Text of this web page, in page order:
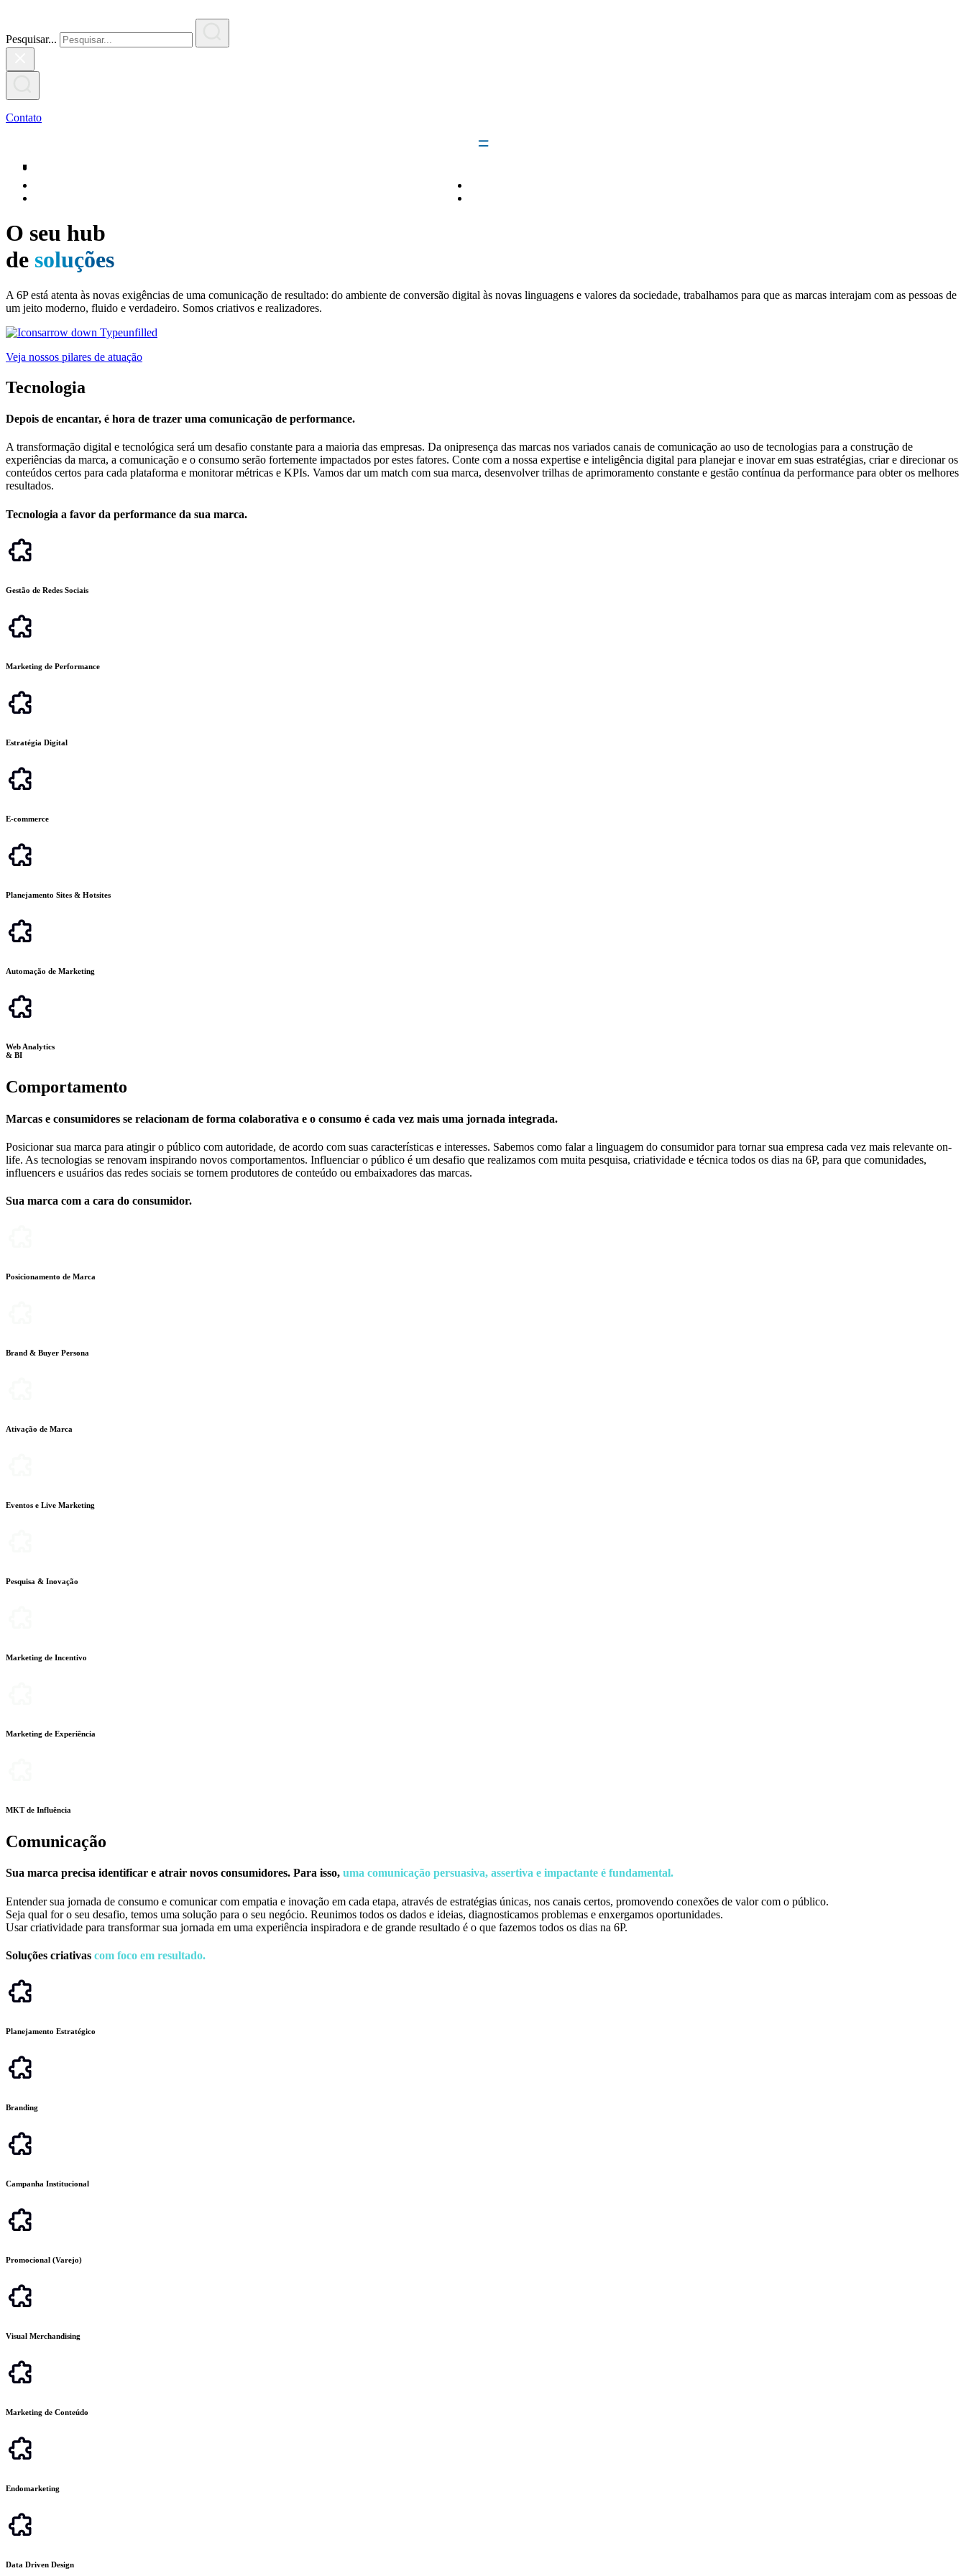
Pesquisar...
Contato
O seu hub
de soluções
A 6P está atenta às novas exigências de uma comunicação de resultado: do ambiente de conversão digital às novas linguagens e valores da sociedade, trabalhamos para que as marcas interajam com as pessoas de
um jeito moderno, fluido e verdadeiro. Somos criativos e realizadores.
Veja nossos pilares de atuação
Tecnologia
Depois de encantar, é hora de trazer uma comunicação de performance.
A transformação digital e tecnológica será um desafio constante para a maioria das empresas. Da onipresença das marcas nos variados canais de comunicação ao uso de tecnologias para a construção de
experiências da marca, a comunicação e o consumo serão fortemente impactados por estes fatores. Conte com a nossa expertise e inteligência digital para planejar e inovar em suas estratégias, criar e direcionar os
conteúdos certos para cada plataforma e monitorar métricas e KPIs. Vamos dar um match com sua marca, desenvolver trilhas de aprimoramento constante e gestão contínua da performance para obter os melhores
resultados.
Tecnologia a favor da performance da sua marca.
Gestão de Redes Sociais
Marketing de Performance
Estratégia Digital
E-commerce
Planejamento Sites & Hotsites
Automação de Marketing
Web Analytics
& BI
Comportamento
Marcas e consumidores se relacionam de forma colaborativa e o consumo é cada vez mais uma jornada integrada.
Posicionar sua marca para atingir o público com autoridade, de acordo com suas características e interesses. Sabemos como falar a linguagem do consumidor para tornar sua empresa cada vez mais relevante on-
life. As tecnologias se renovam inspirando novos comportamentos. Influenciar o público é um desafio que realizamos com muita pesquisa, criatividade e técnica todos os dias na 6P, para que comunidades,
influencers e usuários das redes sociais se tornem produtores de conteúdo ou embaixadores das marcas.
Sua marca com a cara do consumidor.
Posicionamento de Marca
Brand & Buyer Persona
Ativação de Marca
Eventos e Live Marketing
Pesquisa & Inovação
Marketing de Incentivo
Marketing de Experiência
MKT de Influência
Comunicação
Sua marca precisa identificar e atrair novos consumidores. Para isso, uma comunicação persuasiva, assertiva e impactante é fundamental.
Entender sua jornada de consumo e comunicar com empatia e inovação em cada etapa, através de estratégias únicas, nos canais certos, promovendo conexões de valor com o público.
Seja qual for o seu desafio, temos uma solução para o seu negócio. Reunimos todos os dados e ideias, diagnosticamos problemas e enxergamos oportunidades.
Usar criatividade para transformar sua jornada em uma experiência inspiradora e de grande resultado é o que fazemos todos os dias na 6P.
Soluções criativas com foco em resultado.
Planejamento Estratégico
Branding
Campanha Institucional
Promocional (Varejo)
Visual Merchandising
Marketing de Conteúdo
Endomarketing
Data Driven Design